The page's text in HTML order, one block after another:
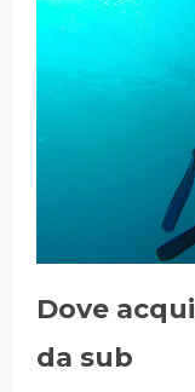
Dove
da sub